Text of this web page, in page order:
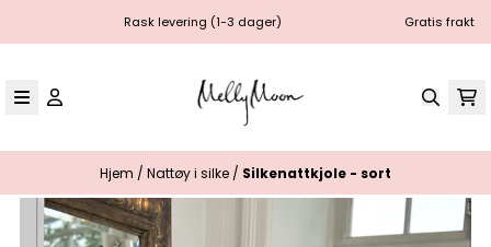
Hopp til innholdRask levering (1-3 dager) Gratis frakt
Hjem / Nattøy i silke / Silkenattkjole - sort